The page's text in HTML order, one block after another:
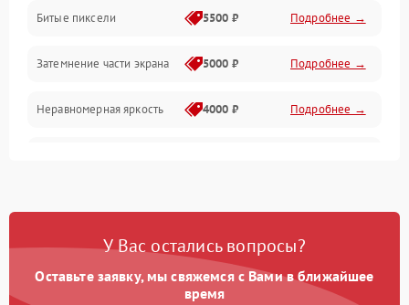
Механические повреждения
Программное обеспечение
Сеть и подключения
Аудио
Битые пиксели 5500 ₽ Подробнее →
Затемнение части экрана 5000 ₽ Подробнее →
Неравномерная яркость 4000 ₽ Подробнее →
У Вас остались вопросы?
Оставьте заявку, мы свяжемся с Вами в ближайшее
время